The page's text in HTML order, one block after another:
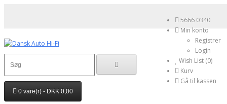
5666 0340
Min konto
Registrer
Login
Wish List (0)
Kurv
Gå til kassen
0 vare(r) - DKK 0,00